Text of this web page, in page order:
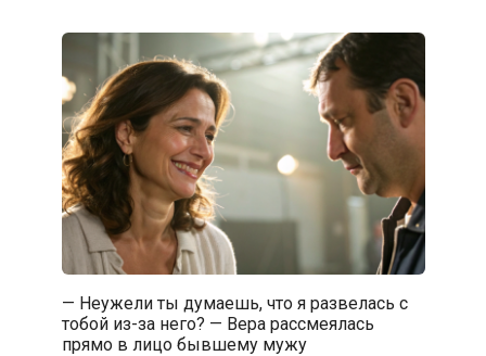
— Неужели ты думаешь, что я развелась с
тобой из-за него? — Вера рассмеялась
прямо в лицо бывшему мужу